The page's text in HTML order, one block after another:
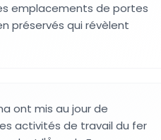
emplacements de portes
préservés qui révèlent
ont mis au jour de
activités de travail du fer